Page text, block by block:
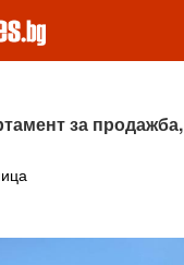
за продажба,